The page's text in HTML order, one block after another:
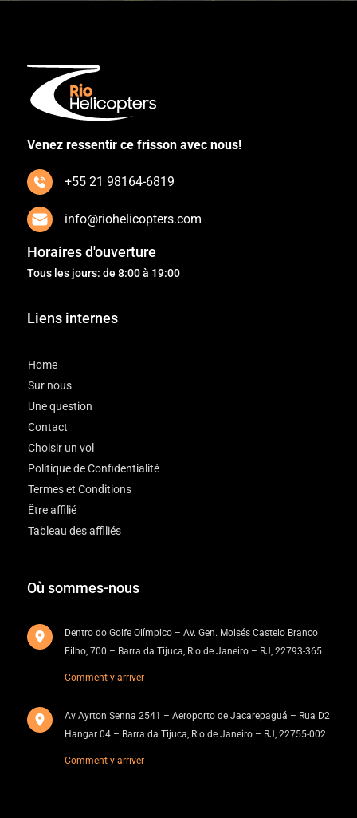
Venez ressentir ce frisson avec nous!
+55 21 98164-6819
info@riohelicopters.com
Horaires d'ouverture
Tous les jours: de 8:00 à 19:00
Liens internes
Home
Sur nous
Une question
Contact
Choisir un vol
Politique de Confidentialité
Termes et Conditions
Être affilié
Tableau des affiliés
Où sommes-nous
Dentro do Golfe Olímpico – Av. Gen. Moisés Castelo Branco
Filho, 700 – Barra da Tijuca, Rio de Janeiro – RJ, 22793-365
Comment y arriver
Av Ayrton Senna 2541 – Aeroporto de Jacarepaguá – Rua D2
Hangar 04 – Barra da Tijuca, Rio de Janeiro – RJ, 22755-002
Comment y arriver